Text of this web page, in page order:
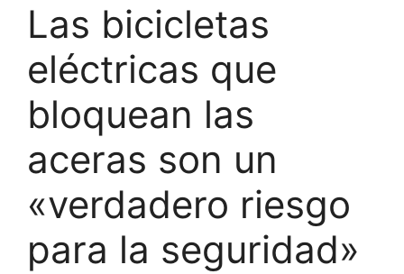
Las bicicletas
eléctricas que
bloquean las
aceras son un
«verdadero riesgo
para la seguridad»